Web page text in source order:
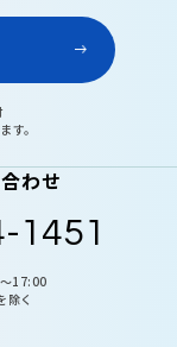
す。
わせ
1451
17:00
除く